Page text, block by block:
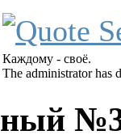
Каждому - своё.
The administrator has